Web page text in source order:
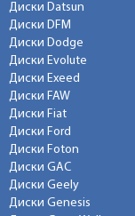
Диски Datsun
Диски DFM
Диски Dodge
Диски Evolute
Диски Exeed
Диски FAW
Диски Fiat
Диски Ford
Диски Foton
Диски GAC
Диски Geely
Диски Genesis